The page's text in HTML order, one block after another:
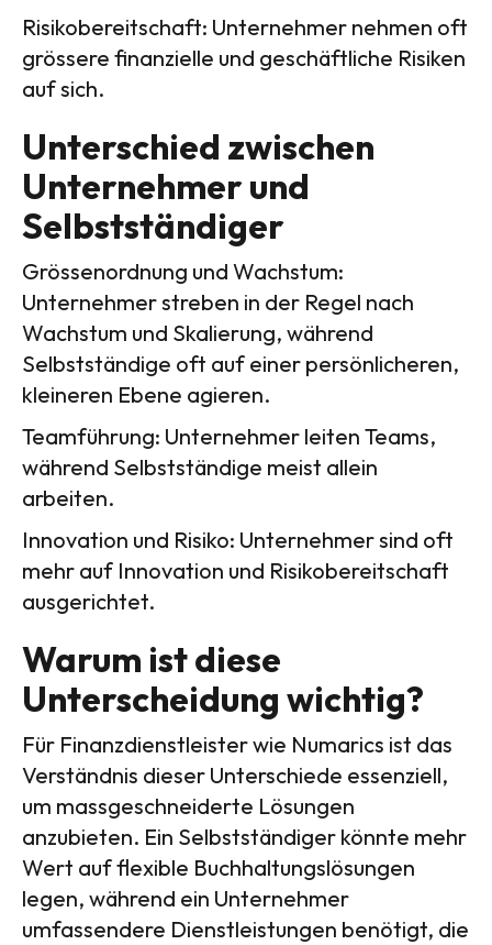
Risikobereitschaft: Unternehmer nehmen oft
grössere finanzielle und geschäftliche Risiken
auf sich.
Unterschied zwischen
Unternehmer und
Selbstständiger
Grössenordnung und Wachstum:
Unternehmer streben in der Regel nach
Wachstum und Skalierung, während
Selbstständige oft auf einer persönlicheren,
kleineren Ebene agieren.
Teamführung: Unternehmer leiten Teams,
während Selbstständige meist allein
arbeiten.
Innovation und Risiko: Unternehmer sind oft
mehr auf Innovation und Risikobereitschaft
ausgerichtet.
Warum ist diese
Unterscheidung wichtig?
Für Finanzdienstleister wie Numarics ist das
Verständnis dieser Unterschiede essenziell,
um massgeschneiderte Lösungen
anzubieten. Ein Selbstständiger könnte mehr
Wert auf flexible Buchhaltungslösungen
legen, während ein Unternehmer
umfassendere Dienstleistungen benötigt, die